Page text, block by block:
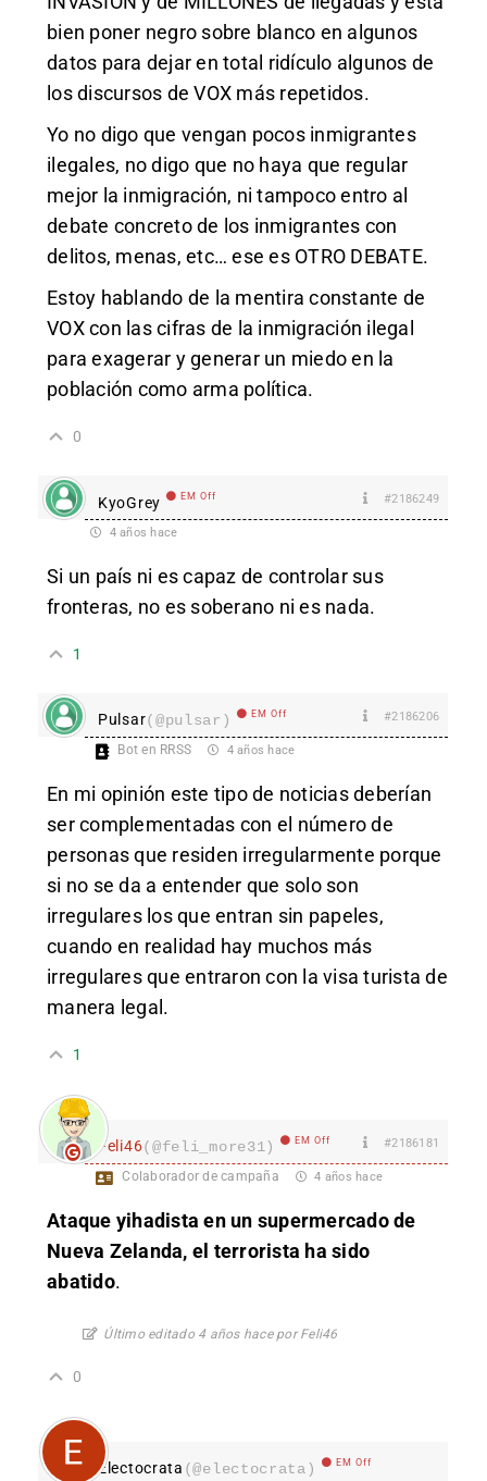
bien poner negro sobre blanco en algunos
datos para dejar en total ridículo algunos de
los discursos de VOX más repetidos.
Yo no digo que vengan pocos inmigrantes
ilegales, no digo que no haya que regular
mejor la inmigración, ni tampoco entro al
debate concreto de los inmigrantes con
delitos, menas, etc… ese es OTRO DEBATE.
Estoy hablando de la mentira constante de
VOX con las cifras de la inmigración ilegal
para exagerar y generar un miedo en la
población como arma política.
0
KyoGrey EM Off #2186249
4 años hace
Si un país ni es capaz de controlar sus
fronteras, no es soberano ni es nada.
1
Pulsar(@pulsar) EM Off #2186206
Bot en RRSS 4 años hace
En mi opinión este tipo de noticias deberían
ser complementadas con el número de
personas que residen irregularmente porque
si no se da a entender que solo son
irregulares los que entran sin papeles,
cuando en realidad hay muchos más
irregulares que entraron con la visa turista de
manera legal.
1
Feli46(@feli_more31) EM Off #2186181
Colaborador de campaña 4 años hace
Ataque yihadista en un supermercado de
Nueva Zelanda, el terrorista ha sido
abatido.
Último editado 4 años hace por Feli46
0
Electocrata (@electocrata) EM Off